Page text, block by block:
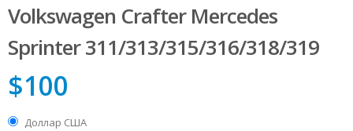
Volkswagen Сrafter Mercedes
Sprinter 311/313/315/316/318/319
$100
Доллар США